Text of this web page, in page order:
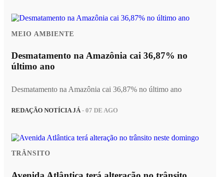
MEIO AMBIENTE
Desmatamento na Amazônia cai 36,87% no
último ano
Desmatamento na Amazônia cai 36,87% no último ano
REDAÇÃO NOTÍCIA JÁ - 07 DE AGO
TRÂNSITO